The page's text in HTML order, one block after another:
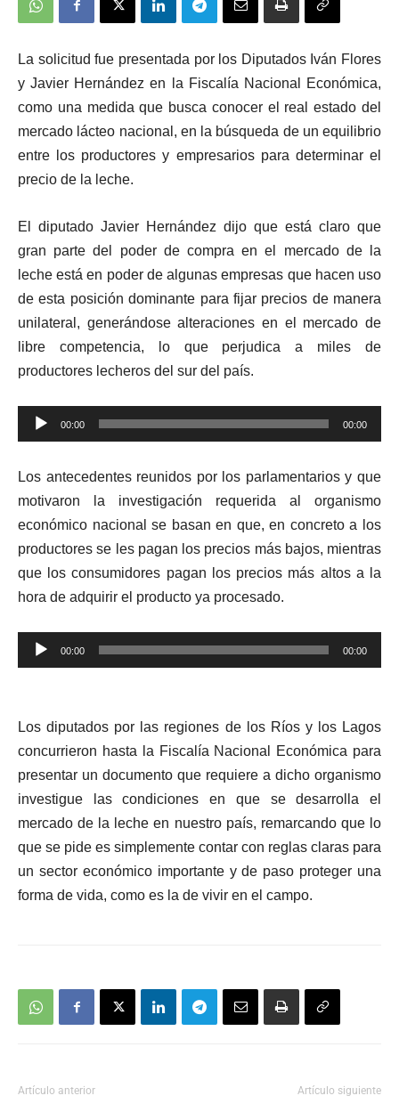
La solicitud fue presentada por los Diputados Iván Flores
y Javier Hernández en la Fiscalía Nacional Económica,
como una medida que busca conocer el real estado del
mercado lácteo nacional, en la búsqueda de un equilibrio
entre los productores y empresarios para determinar el
precio de la leche.
El diputado Javier Hernández dijo que está claro que
gran parte del poder de compra en el mercado de la
leche está en poder de algunas empresas que hacen uso
de esta posición dominante para fijar precios de manera
unilateral, generándose alteraciones en el mercado de
libre competencia, lo que perjudica a miles de
productores lecheros del sur del país.
Reproductor
de
00:00 00:00
Los antecedentes reunidos por los parlamentarios y que
motivaron la investigación requerida al organismo
económico nacional se basan en que, en concreto a los
productores se les pagan los precios más bajos, mientras
que los consumidores pagan los precios más altos a la
hora de adquirir el producto ya procesado.
Reproductor
de
00:00 00:00
Los diputados por las regiones de los Ríos y los Lagos
concurrieron hasta la Fiscalía Nacional Económica para
presentar un documento que requiere a dicho organismo
investigue las condiciones en que se desarrolla el
mercado de la leche en nuestro país, remarcando que lo
que se pide es simplemente contar con reglas claras para
un sector económico importante y de paso proteger una
forma de vida, como es la de vivir en el campo.
Artículo anterior Artículo siguiente